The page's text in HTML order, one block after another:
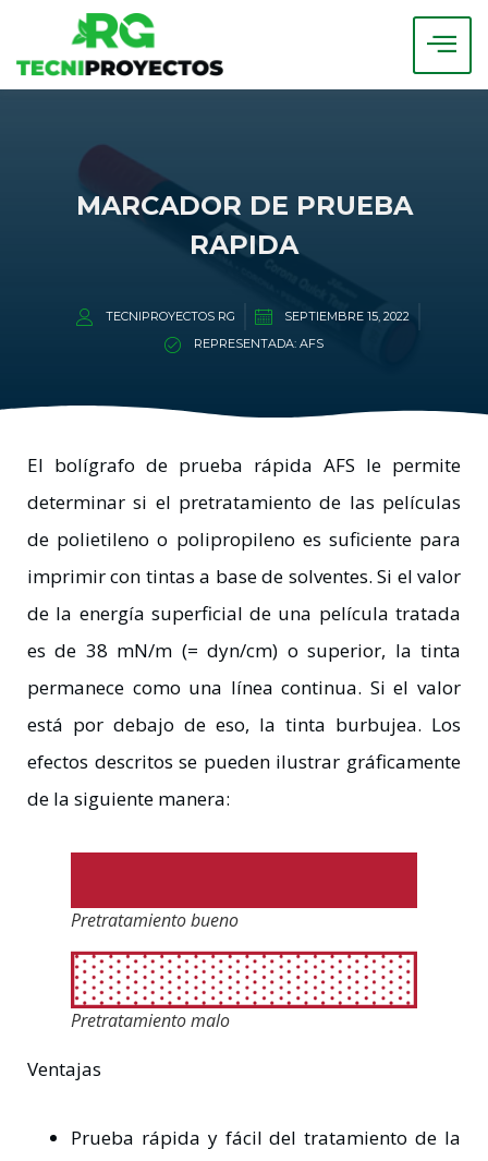
MARCADOR DE PRUEBA
RAPIDA
TECNIPROYECTOS RG
SEPTIEMBRE 15, 2022
REPRESENTADA: AFS
El bolígrafo de prueba rápida AFS le permite
determinar si el pretratamiento de las películas
de polietileno o polipropileno es suficiente para
imprimir con tintas a base de solventes. Si el valor
de la energía superficial de una película tratada
es de 38 mN/m (= dyn/cm) o superior, la tinta
permanece como una línea continua. Si el valor
está por debajo de eso, la tinta burbujea. Los
efectos descritos se pueden ilustrar gráficamente
de la siguiente manera:
Pretratamiento bueno
Pretratamiento malo
Ventajas
Prueba rápida y fácil del tratamiento de la